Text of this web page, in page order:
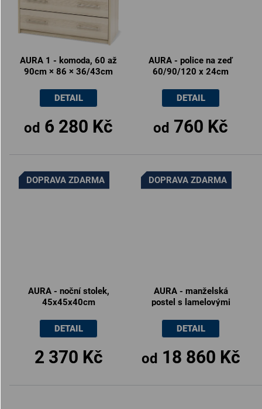
AURA 1 - komoda, 60 až
90cm × 86 × 36/43cm
od 6 280 Kč
DETAIL
AURA - police na zeď
60/90/120 x 24cm
od 760 Kč
DETAIL
DOPRAVA ZDARMA
AURA - noční stolek,
45x45x40cm
2 370 Kč
DETAIL
DOPRAVA ZDARMA
AURA - manželská
postel s lamelovými
160x200cm
od 18 860 Kč
DETAIL